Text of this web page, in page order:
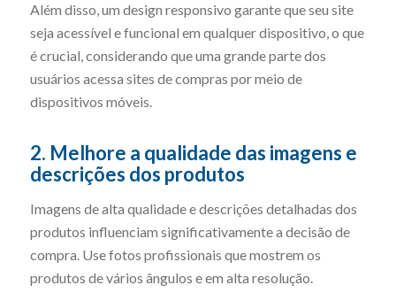
Além disso, um design responsivo garante que seu site
seja acessível e funcional em qualquer dispositivo, o que
é crucial, considerando que uma grande parte dos
usuários acessa sites de compras por meio de
dispositivos móveis.
2. Melhore a qualidade das imagens e
descrições dos produtos
Imagens de alta qualidade e descrições detalhadas dos
produtos influenciam significativamente a decisão de
compra. Use fotos profissionais que mostrem os
produtos de vários ângulos e em alta resolução.